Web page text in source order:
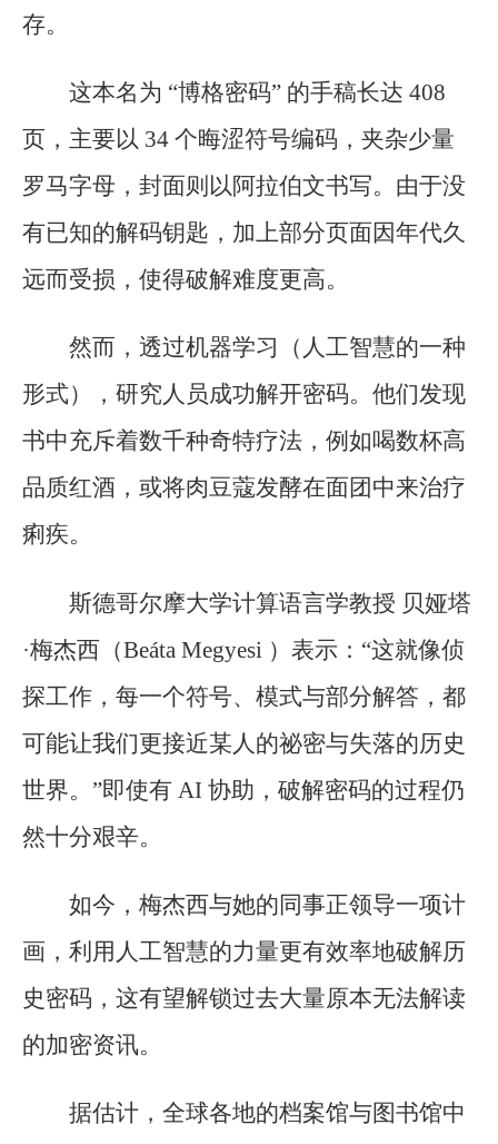
存。
这本名为 “博格密码” 的手稿长达 408
页，主要以 34 个晦涩符号编码，夹杂少量
罗马字母，封面则以阿拉伯文书写。由于没
有已知的解码钥匙，加上部分页面因年代久
远而受损，使得破解难度更高。
然而，透过机器学习（人工智慧的一种
形式），研究人员成功解开密码。他们发现
书中充斥着数千种奇特疗法，例如喝数杯高
品质红酒，或将肉豆蔻发酵在面团中来治疗
痢疾。
斯德哥尔摩大学计算语言学教授 贝娅塔
·梅杰西（Beáta Megyesi ）表示：“这就像侦
探工作，每一个符号、模式与部分解答，都
可能让我们更接近某人的祕密与失落的历史
世界。”即使有 AI 协助，破解密码的过程仍
然十分艰辛。
如今，梅杰西与她的同事正领导一项计
画，利用人工智慧的力量更有效率地破解历
史密码，这有望解锁过去大量原本无法解读
的加密资讯。
据估计，全球各地的档案馆与图书馆中